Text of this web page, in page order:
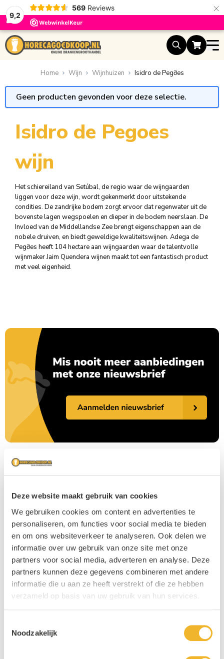
9,2
569 Reviews ×
Deze website maakt gebruik van cookies
We gebruiken cookies om content en advertenties te
personaliseren, om functies voor social media te bieden
en om ons websiteverkeer te analyseren. Ook delen we
informatie over uw gebruik van onze site met onze
partners voor social media, adverteren en analyse. Deze
partners kunnen deze gegevens combineren met andere
informatie die u aan ze heeft verstrekt of die ze hebben
verzameld op basis van uw gebruik van hun services.
Noodzakelijk
Ga naar de inhoud
Home Wijn Wijnhuizen Isidro de Pegỡes
Geen producten gevonden voor deze selectie.
Isidro de Pegoes
wijn
Het schiereiland van Setúbal, de regio waar de wijngaarden
liggen voor deze wijn, wordt gekenmerkt door uitstekende
condities. De zandrijke bodem zorgt ervoor dat regenwater uit de
bovenste lagen wegspoelen en dieper in de bodem neerslaan. De
Invloed van de Middellandse Zee brengt eigenschappen aan de
nobele druiven, en biedt geweldige kwaliteitswijnen. Adega de
Pegỡes heeft 104 hectare aan wijngaarden waar de talentvolle
wijnmaker Jaim Quendera wijnen maakt tot een fantastisch product
met veel eigenheid.